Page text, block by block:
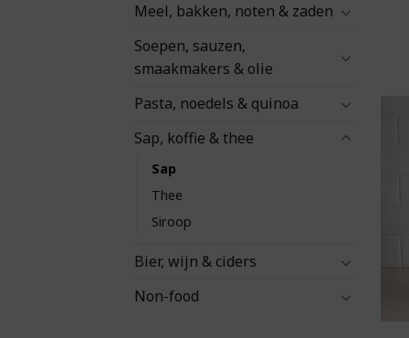
Meel, bakken, noten & zaden
Soepen, sauzen,
smaakmakers & olie
Pasta, noedels & quinoa
Sap, koffie & thee
Sap
Thee
Siroop
Bier, wijn & ciders
Non-food